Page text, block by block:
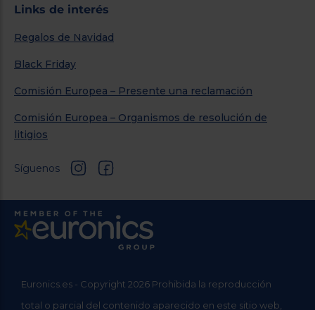
Links de interés
Regalos de Navidad
Black Friday
Comisión Europea – Presente una reclamación
Comisión Europea – Organismos de resolución de
litigios
Síguenos
Euronics.es - Copyright 2026 Prohibida la reproducción
total o parcial del contenido aparecido en este sitio web,